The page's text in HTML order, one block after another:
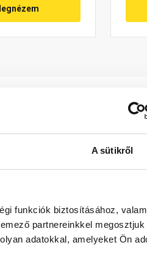
A sütikről
funkciók biztosításához,
partnereinkkel megosztjuk
adatokkal, amelyeket Ön
vödrös kiszerelésű
könnyen feldolgozható
hőszigetelő
feldolgozható és a sok
Crystal, Revco Deco Pearl) is
tartós